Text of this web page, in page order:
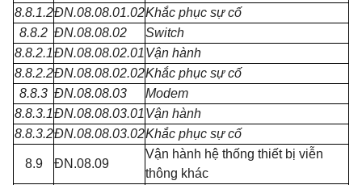
8.8.1.2ĐN.08.08.01.02Khắc phục sự cố
8.8.2 ĐN.08.08.02
Switch
8.8.2.1ĐN.08.08.02.01Vận hành
8.8.2.2ĐN.08.08.02.02Khắc phục sự cố
8.8.3 ĐN.08.08.03
Modem
8.8.3.1ĐN.08.08.03.01Vận hành
8.8.3.2ĐN.08.08.03.02Khắc phục sự cố
8.9 ĐN.08.09
Vận hành hệ thống thiết bị viễn
thông khác